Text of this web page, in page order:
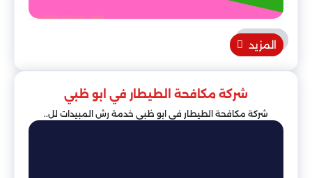
المزيد
شركة مكافحة الطيطار في ابو ظبي
شركة مكافحة الطيطار في ابو ظبي خدمة رش المبيدات لل..